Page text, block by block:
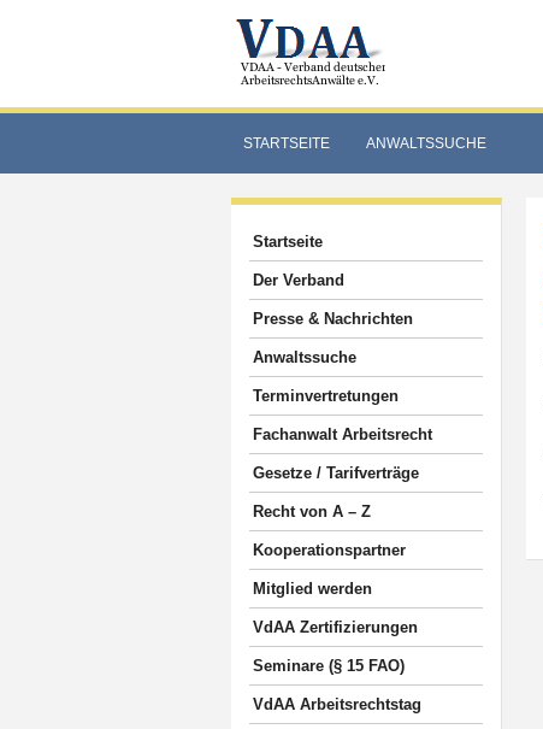
STARTSEITE ANWALTSSUCHE
Startseite
Der Verband
Presse & Nachrichten
Anwaltssuche
Terminvertretungen
Fachanwalt Arbeitsrecht
Gesetze / Tarifverträge
Recht von A – Z
Kooperationspartner
Mitglied werden
VdAA Zertifizierungen
Seminare (§ 15 FAO)
VdAA Arbeitsrechtstag